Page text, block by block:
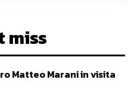
miss
Matteo Marani in visita